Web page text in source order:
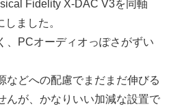
Fidelity X-DAC V3を同軸
ました。
、PCオーディオっぽさがずい
などへの配慮でまだまだ伸びる
んが、かなりいい加減な設置で